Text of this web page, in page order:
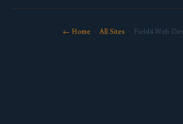
← Home· All Sites · Field4 Web